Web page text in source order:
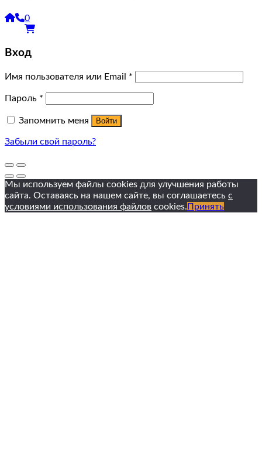
0
Вход
Имя пользователя или Email *
Пароль *
Запомнить меня Войти
Забыли свой пароль?
Мы используем файлы cookies для улучшения работы
сайта. Оставаясь на нашем сайте, вы соглашаетесь с
условиями использования файлов cookies. Принять